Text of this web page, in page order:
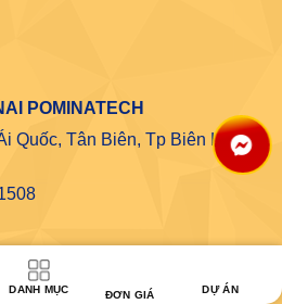
POMINATECH
Quốc, Tân Biên, Tp Biên Hòa,
LONG AN
Phường 2, Tp. Tân An, Tỉnh
DANH MỤC ĐƠN GIÁ DỰ ÁN